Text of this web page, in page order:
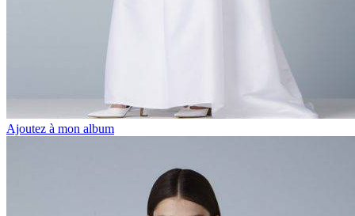
Ajoutez à mon album